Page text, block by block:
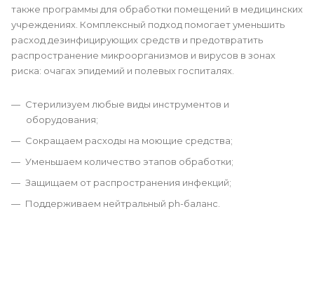
также программы для обработки помещений в медицинских
учреждениях. Комплексный подход помогает уменьшить
расход дезинфицирующих средств и предотвратить
распространение микроорганизмов и вирусов в зонах
риска: очагах эпидемий и полевых госпиталях.
Стерилизуем любые виды инструментов и
оборудования;
Сокращаем расходы на моющие средства;
Уменьшаем количество этапов обработки;
Защищаем от распространения инфекций;
Поддерживаем нейтральный ph-баланс.